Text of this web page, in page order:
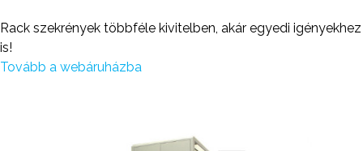
Rack szekrények többféle kivitelben, akár egyedi igényekhez
is!
Tovább a webáruházba